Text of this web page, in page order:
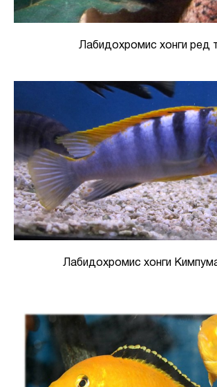
Лабидохромис хонги ред
Лабидохромис хонги